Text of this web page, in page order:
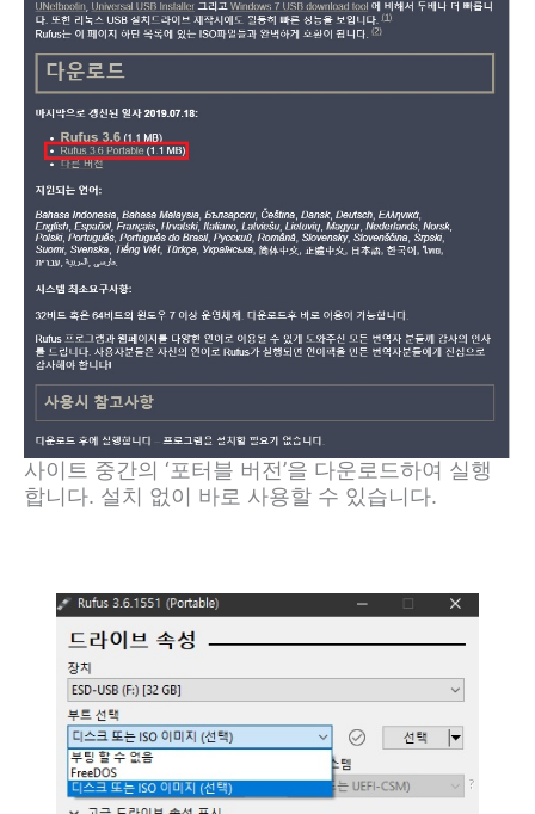
사이트 중간의 ‘포터블 버전’을 다운로드하여 실행
합니다. 설치 없이 바로 사용할 수 있습니다.